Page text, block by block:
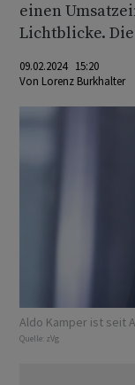
einen
Lichtblicke.
09.02.2024 15:20
Von Lorenz Burkhalter
Aldo Kamper ist seit
Quelle: zVg